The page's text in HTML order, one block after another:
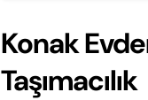
Konak
Taşımacılık